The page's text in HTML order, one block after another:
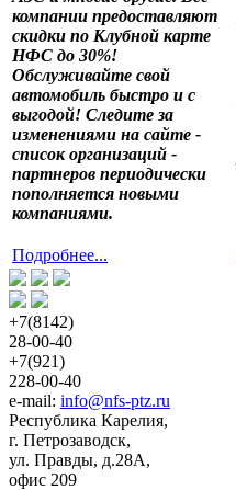
компании предоставляют
скидки по Клубной карте
НФС до 30%!
Обслуживайте свой
автомобиль быстро и с
выгодой! Следите за
изменениями на сайте -
список организаций -
партнеров периодически
пополняется новыми
компаниями.
Подробнее...
+7(8142)
28-00-40
+7(921)
228-00-40
e-mail: info@nfs-ptz.ru
Республика Карелия,
г. Петрозаводск,
ул. Правды, д.28А,
офис 209